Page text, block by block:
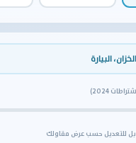
البيارة
للتعديل حسب عرض مقاولك